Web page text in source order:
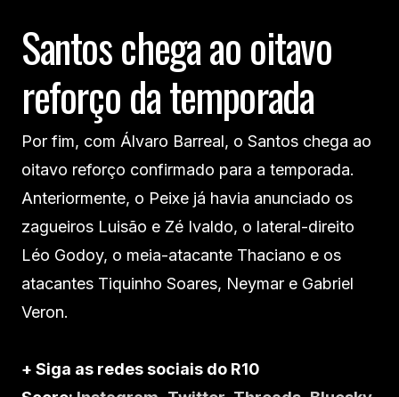
Santos chega ao oitavo
reforço da temporada
Por fim, com Álvaro Barreal, o Santos chega ao
oitavo reforço confirmado para a temporada.
Anteriormente, o Peixe já havia anunciado os
zagueiros Luisão e Zé Ivaldo, o lateral-direito
Léo Godoy, o meia-atacante Thaciano e os
atacantes Tiquinho Soares, Neymar e Gabriel
Veron.
+ Siga as redes sociais do R10